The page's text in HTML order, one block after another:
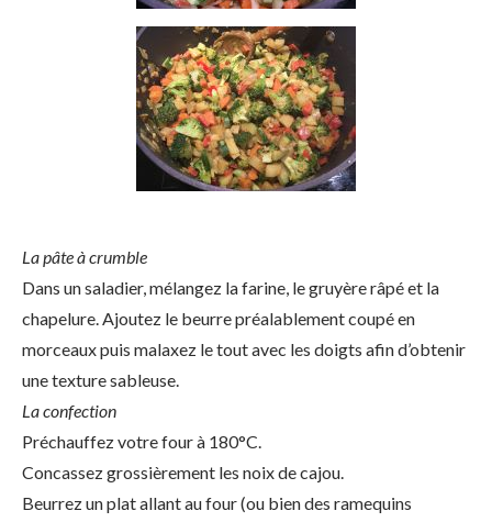
La pâte à crumble
Dans un saladier, mélangez la farine, le gruyère râpé et la
chapelure. Ajoutez le beurre préalablement coupé en
morceaux puis malaxez le tout avec les doigts afin d’obtenir
une texture sableuse.
La confection
Préchauffez votre four à 180°C.
Concassez grossièrement les noix de cajou.
Beurrez un plat allant au four (ou bien des ramequins